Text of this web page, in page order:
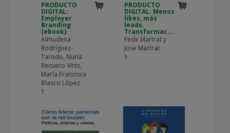
PRODUCTO
DIGITAL:
Employer
Branding
(ebook)
Almudena
Rodríguez-
Tarodo, Nuria
Recuero Virto,
María Francisca
Blasco López
1
PRODUCTO
DIGITAL: Menos
likes, más
leads.
Transformac...
Fede Martrat y
Jose Martrat
1